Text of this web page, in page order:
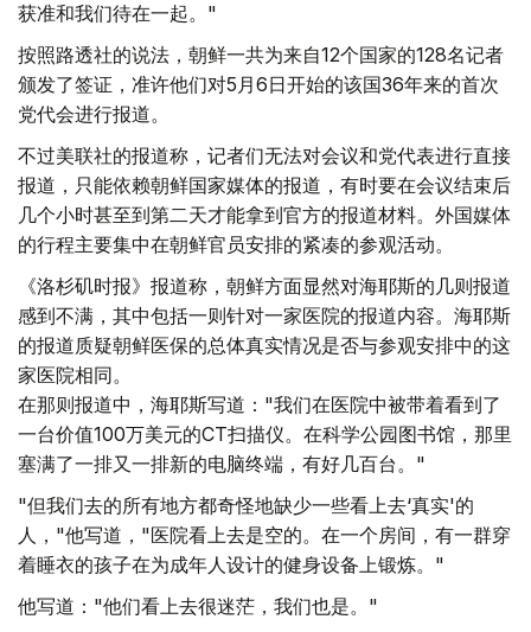
获准和我们待在一起。"
按照路透社的说法，朝鲜一共为来自12个国家的128名记者
颁发了签证，准许他们对5月6日开始的该国36年来的首次
党代会进行报道。
不过美联社的报道称，记者们无法对会议和党代表进行直接
报道，只能依赖朝鲜国家媒体的报道，有时要在会议结束后
几个小时甚至到第二天才能拿到官方的报道材料。外国媒体
的行程主要集中在朝鲜官员安排的紧凑的参观活动。
《洛杉矶时报》报道称，朝鲜方面显然对海耶斯的几则报道
感到不满，其中包括一则针对一家医院的报道内容。海耶斯
的报道质疑朝鲜医保的总体真实情况是否与参观安排中的这
家医院相同。
在那则报道中，海耶斯写道："我们在医院中被带着看到了
一台价值100万美元的CT扫描仪。在科学公园图书馆，那里
塞满了一排又一排新的电脑终端，有好几百台。"
"但我们去的所有地方都奇怪地缺少一些看上去‘真实'的
人，"他写道，"医院看上去是空的。在一个房间，有一群穿
着睡衣的孩子在为成年人设计的健身设备上锻炼。"
他写道："他们看上去很迷茫，我们也是。"